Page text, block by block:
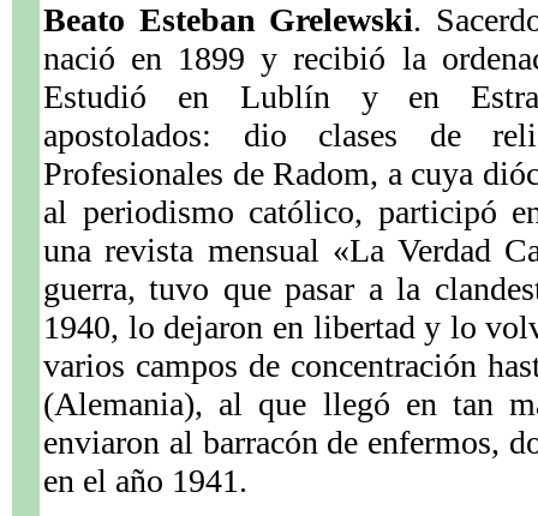
Beato Esteban Grelewski.
nació en 1899 y recibió la
Estudió en Lublín y en
apostolados: dio clases de
Profesionales de Radom, a cuya
al periodismo católico, participó
una revista mensual «La Verdad
guerra, tuvo que pasar a la
1940, lo dejaron en libertad y lo
varios campos de concentración
(Alemania), al que llegó en tan
enviaron al barracón de enfermos,
en el año 1941.